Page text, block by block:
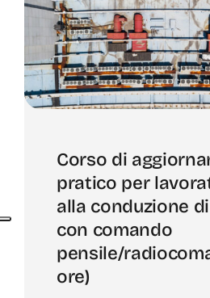
Corso di
pratico per
alla conduzione
con comando
pensile/
ore)